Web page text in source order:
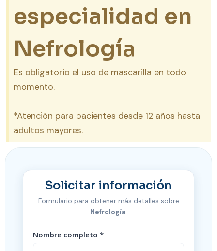
especialidad en
Nefrología
Es obligatorio el uso de mascarilla en todo
momento.
*Atención para pacientes desde 12 años hasta
adultos mayores.
Solicitar información
Formulario para obtener más detalles sobre
Nefrología.
Nombre completo *